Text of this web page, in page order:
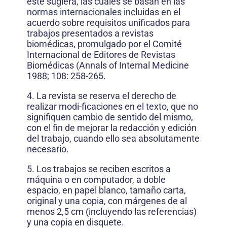
normas internacionales incluidas en el
acuerdo sobre requisitos unificados para
trabajos presentados a revistas
biomédicas, promulgado por el Comité
Internacional de Editores de Revistas
Biomédicas (Annals of Internal Medicine
1988; 108: 258-265.
4. La revista se reserva el derecho de
realizar modi-ficaciones en el texto, que no
signifiquen cambio de sentido del mismo,
con el fin de mejorar la redacción y edición
del trabajo, cuando ello sea absolutamente
necesario.
5. Los trabajos se reciben escritos a
máquina o en computador, a doble
espacio, en papel blanco, tamaño carta,
original y una copia, con márgenes de al
menos 2,5 cm (incluyendo las referencias)
y una copia en disquete.